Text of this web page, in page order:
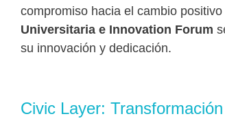
compromiso hacia el cambio
Universitaria e Innovation Forum
su innovación y dedicación.
Civic Layer: